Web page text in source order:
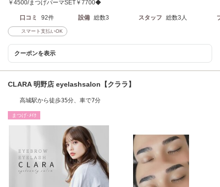
￥4500/まつげパーマSET￥7700◆
口コミ 92件 設備 総数3 スタッフ 総数3人
スマート支払いOK
クーポンを表示
CLARA 明野店 eyelashsalon【クララ】
高城駅から徒歩35分、車で7分
まつげ･ﾒｲｸ